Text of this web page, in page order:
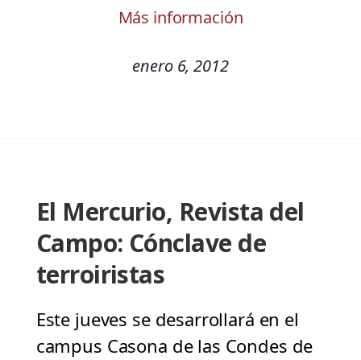
Más información
enero 6, 2012
El Mercurio, Revista del
Campo: Cónclave de
terroiristas
Este jueves se desarrollará en el
campus Casona de las Condes de